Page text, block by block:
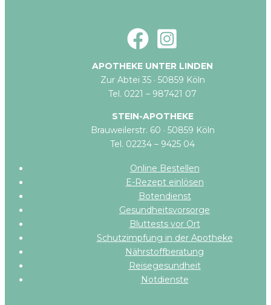
APOTHEKE UNTER LINDEN
Zur Abtei 35 · 50859 Köln
Tel. 0221 – 987421 07
STEIN-APOTHEKE
Brauweilerstr. 60 · 50859 Köln
Tel. 02234 – 9425 04
Online Bestellen
E-Rezept einlösen
Botendienst
Gesundheitsvorsorge
Bluttests vor Ort
Schutzimpfung in der Apotheke
Nährstoffberatung
Reisegesundheit
Notdienste